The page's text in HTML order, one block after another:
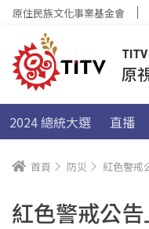
原住民族文化事業基金會
TITV
原
2024 總統大選 直播
首頁 防災 紅色警戒
紅色警戒公